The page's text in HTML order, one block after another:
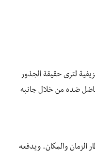
لترى حقيقة الجذور
ضده من خلال جانبه
الزمان والمكان. ويدفعه